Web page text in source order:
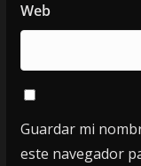
Web
Guardar mi
este navegador